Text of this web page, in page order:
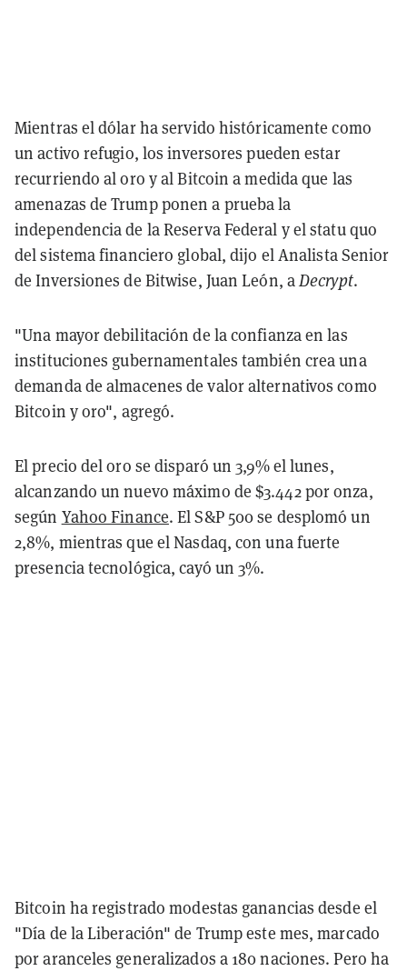
Mientras el dólar ha servido históricamente como
un activo refugio, los inversores pueden estar
recurriendo al oro y al Bitcoin a medida que las
amenazas de Trump ponen a prueba la
independencia de la Reserva Federal y el statu quo
del sistema financiero global, dijo el Analista Senior
de Inversiones de Bitwise, Juan León, aDecrypt.
"Una mayor debilitación de la confianza en las
instituciones gubernamentales también crea una
demanda de almacenes de valor alternativos como
Bitcoin y oro", agregó.
El precio del oro se disparó un 3,9% el lunes,
alcanzando un nuevo máximo de $3.442 por onza,
según Yahoo Finance. El S&P 500 se desplomó un
2,8%, mientras que el Nasdaq, con una fuerte
presencia tecnológica, cayó un 3%.
Bitcoin ha registrado modestas ganancias desde el
"Día de la Liberación" de Trump este mes, marcado
por aranceles generalizados a 180 naciones. Pero ha